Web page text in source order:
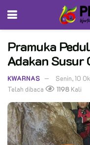
Pramuka
Adakan Susur
KWARNAS Senin, 10
Telah dibaca
1198 Kali